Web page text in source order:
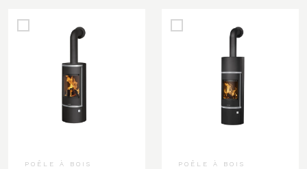
POÊLE À BOIS POÊLE À BOIS